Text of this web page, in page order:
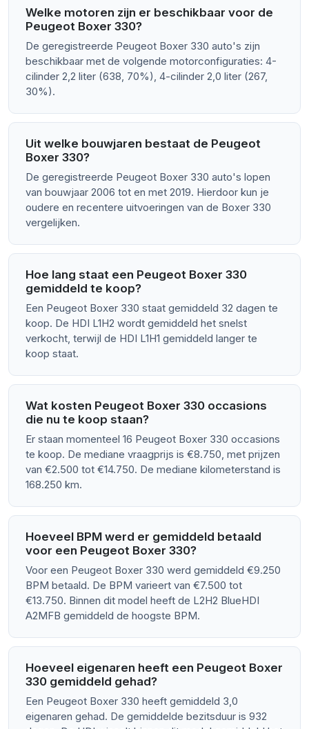
Welke motoren zijn er beschikbaar voor de
Peugeot Boxer 330?
De geregistreerde Peugeot Boxer 330 auto's zijn
beschikbaar met de volgende motorconfiguraties: 4-
cilinder 2,2 liter (638, 70%), 4-cilinder 2,0 liter (267,
30%).
Uit welke bouwjaren bestaat de Peugeot
Boxer 330?
De geregistreerde Peugeot Boxer 330 auto's lopen
van bouwjaar 2006 tot en met 2019. Hierdoor kun je
oudere en recentere uitvoeringen van de Boxer 330
vergelijken.
Hoe lang staat een Peugeot Boxer 330
gemiddeld te koop?
Een Peugeot Boxer 330 staat gemiddeld 32 dagen te
koop. De HDI L1H2 wordt gemiddeld het snelst
verkocht, terwijl de HDI L1H1 gemiddeld langer te
koop staat.
Wat kosten Peugeot Boxer 330 occasions
die nu te koop staan?
Er staan momenteel 16 Peugeot Boxer 330 occasions
te koop. De mediane vraagprijs is €8.750, met prijzen
van €2.500 tot €14.750. De mediane kilometerstand is
168.250 km.
Hoeveel BPM werd er gemiddeld betaald
voor een Peugeot Boxer 330?
Voor een Peugeot Boxer 330 werd gemiddeld €9.250
BPM betaald. De BPM varieert van €7.500 tot
€13.750. Binnen dit model heeft de L2H2 BlueHDI
A2MFB gemiddeld de hoogste BPM.
Hoeveel eigenaren heeft een Peugeot Boxer
330 gemiddeld gehad?
Een Peugeot Boxer 330 heeft gemiddeld 3,0
eigenaren gehad. De gemiddelde bezitsduur is 932